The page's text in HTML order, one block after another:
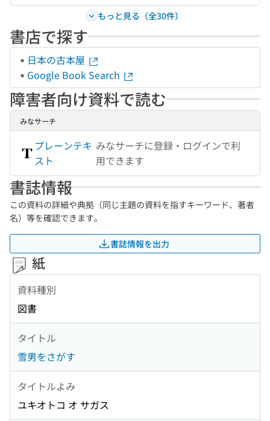
もっと見る（全30件）
書店で探す
日本の古本屋
Google Book Search
障害者向け資料で読む
みなサーチ
プレーンテキ
スト
みなサーチに登録・ログインで利
用できます
書誌情報
この資料の詳細や典拠（同じ主題の資料を指すキーワード、著者
名）等を確認できます。
書誌情報を出力
紙
資料種別
図書
タイトル
雪男をさがす
タイトルよみ
ユキオトコ オ サガス